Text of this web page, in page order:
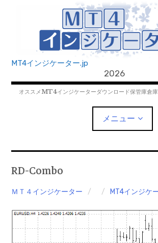
MT4インジケーター.jp
2026
オススメMT4インジケーターダウンロード保管庫
メニュー
MT4EAﾀﾞｳﾝﾛｰﾄﾞ
MT5EAﾀﾞｳﾝﾛｰﾄﾞ
MT5インジケーター
mqファイルをexファイルにする方法
RD-Combo
ＭＴ４インジケーター MT4インジケ